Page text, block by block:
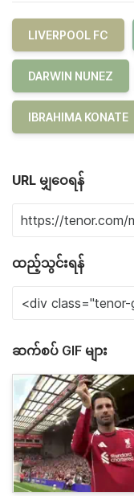
LIVERPOOL FC
DARWIN NUNEZ
IBRAHIMA KONATE
URL မျှဝေရန်
ထည့်သွင်းရန်
ဆက်စပ် GIF များ